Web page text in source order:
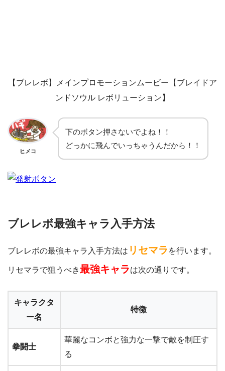
【ブレレボ】メインプロモーションムービー【ブレイドア
ンドソウル レボリューション】
ヒメコ
下のボタン押さないでよね！！
どっかに飛んでいっちゃうんだから！！
ブレレボ最強キャラ入手方法
ブレレボの最強キャラ入手方法は リセマラ を行います。
リセマラで狙うべき最強キャラは次の通りです。
キャラクタ
ー名
特徴
拳闘士
華麗なコンボと強力な一撃で敵を制圧す
る